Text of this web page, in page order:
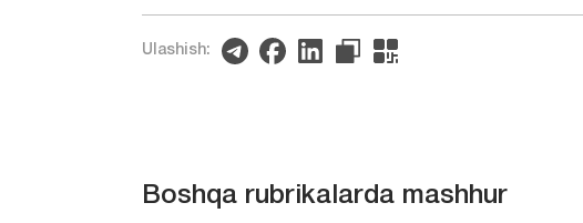
Ulashish:
Boshqa rubrikalarda mashhur